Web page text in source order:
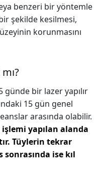
benzeri bir yöntemle
şekilde kesilmesi,
korunmasını
günde bir lazer yapılır
15 gün genel
arasında olabilir.
yapılan alanda
Tüylerin tekrar
sonrasında ise kıl